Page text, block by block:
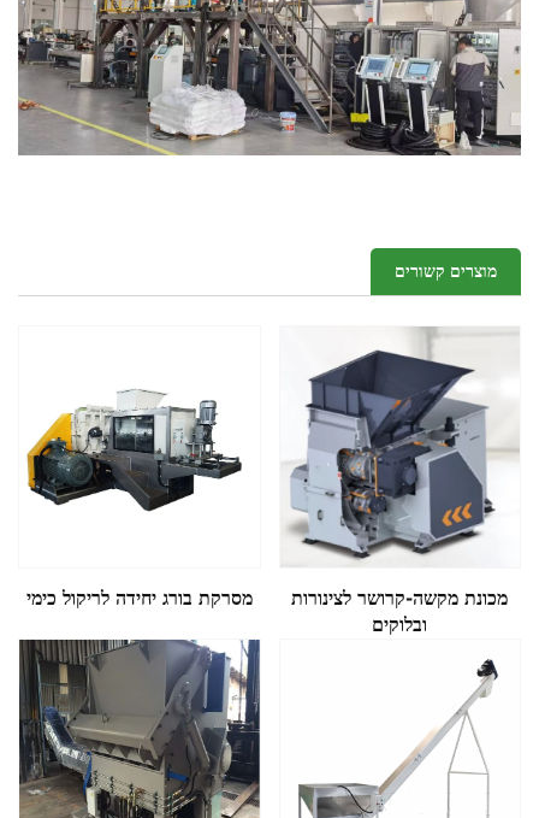
מוצרים קשורים
מסרקת בורג יחידה לריקול כימי
מכונת מקשה-קרושר לצינורות
ובלוקים